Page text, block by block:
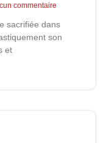
commentaire
sacrifiée dans
son
et